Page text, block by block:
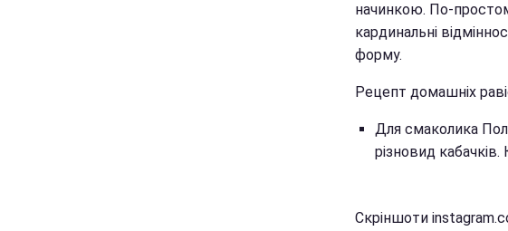
начинкою. По-
кардинальні
форму.
Рецепт домашніх
Для смаколика
різновид кабачків.
Скріншоти